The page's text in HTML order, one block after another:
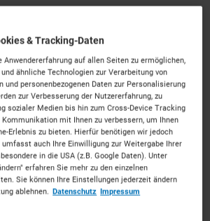
mieten in Leipzig
in der Messestadt.Mieten Sie die
für Ihr Vorhaben.
starken Konditionen und mit
Service.
& Tracking-Daten
Anwendererfahrung auf allen Seiten zu ermöglichen,
ähnliche Technologien zur Verarbeitung von
und personenbezogenen Daten zur Personalisierung
zur Verbesserung der Nutzererfahrung, zu
sozialer Medien bis hin zum Cross-Device Tracking
mit Ihnen zu verbessern, um Ihnen
Erlebnis zu bieten. Hierfür benötigen wir jedoch
umfasst auch Ihre Einwilligung zur Weitergabe Ihrer
in die USA (z.B. Google Daten). Unter
erfahren Sie mehr zu den einzelnen
Sie können Ihre Einstellungen jederzeit ändern
ablehnen. Datenschutz Impressum